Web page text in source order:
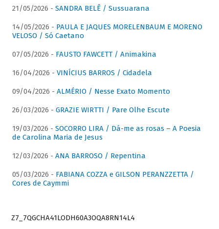
21/05/2026 - SANDRA BELÊ / Sussuarana
14/05/2026 - PAULA E JAQUES MORELENBAUM E MORENO
VELOSO / Só Caetano
07/05/2026 - FAUSTO FAWCETT / Animakina
16/04/2026 - VINÍCIUS BARROS / Cidadela
09/04/2026 - ALMÉRIO / Nesse Exato Momento
26/03/2026 - GRAZIE WIRTTI / Pare Olhe Escute
19/03/2026 - SOCORRO LIRA / Dá-me as rosas – A Poesia
de Carolina Maria de Jesus
12/03/2026 - ANA BARROSO / Repentina
05/03/2026 - FABIANA COZZA e GILSON PERANZZETTA /
Cores de Caymmi
Z7_7QGCHA41LODH60A3OQA8RN14L4